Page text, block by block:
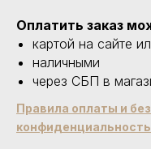
Оплатить заказ
картой на сайте
наличными
через СБП в
Правила оплаты и